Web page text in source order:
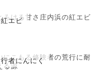
紅エビ
ろける甘さ庄内浜の紅エビ
行者にんにく
にこもる修験者の荒行に耐
る源